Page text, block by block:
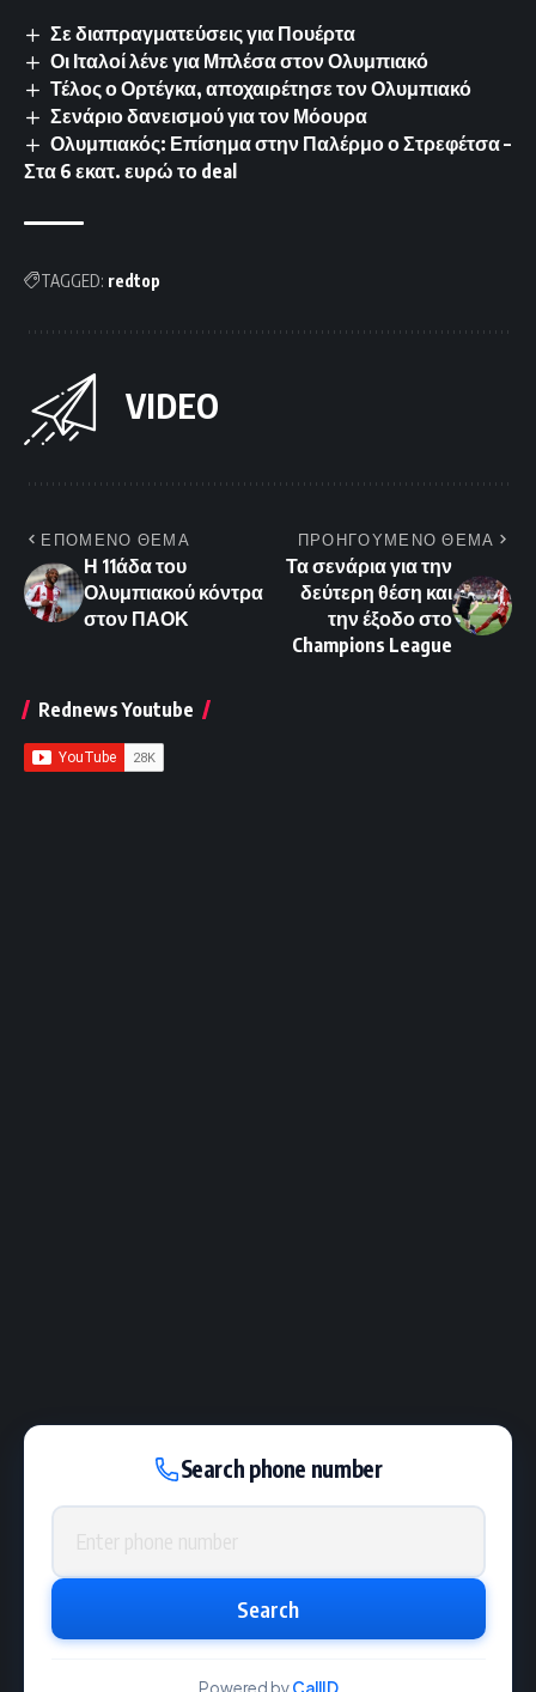
Σε διαπραγματεύσεις για Πουέρτα
Οι Ιταλοί λένε για Μπλέσα στον Ολυμπιακό
Τέλος ο Ορτέγκα, αποχαιρέτησε τον Ολυμπιακό
Σενάριο δανεισμού για τον Μόουρα
Ολυμπιακός: Επίσημα στην Παλέρμο ο Στρεφέτσα –
Στα 6 εκατ. ευρώ το deal
TAGGED: redtop
VIDEO
ΕΠΟΜΕΝΟ ΘΕΜΑ
Η 11άδα του
Ολυμπιακού κόντρα
στον ΠΑΟΚ
ΠΡΟΗΓΟΥΜΕΝΟ ΘΕΜΑ
Τα σενάρια για την
δεύτερη θέση και
την έξοδο στο
Champions League
Rednews Youtube
Search phone number
Phone number
Search